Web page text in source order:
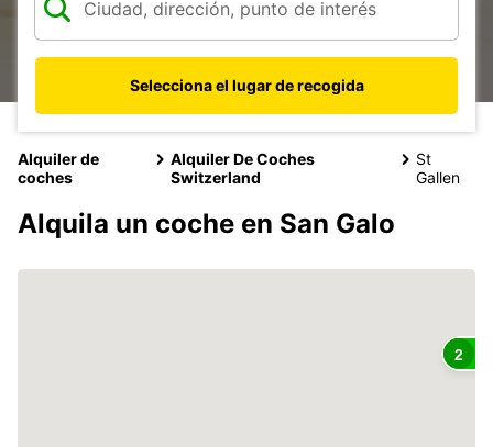
Selecciona el lugar de recogida
Alquiler de
coches
Alquiler De Coches
Switzerland
St
Gallen
Alquila un coche en San Galo
2